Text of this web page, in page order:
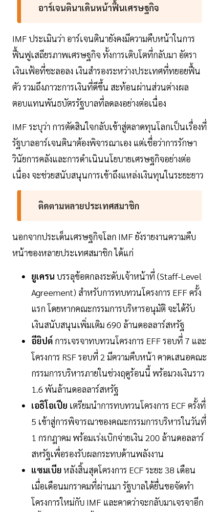
อาร์เจนตินาเดินหน้าฟื้นเศรษฐกิจ
IMF ประเมินว่า อาร์เจนตินายังคงมีความคืบหน้าในการ
ฟื้นฟูเสถียรภาพเศรษฐกิจ ทั้งการเติบโตที่กลับมา อัตรา
เงินเฟ้อที่ชะลอลง เงินสำรองระหว่างประเทศที่ทยอยฟื้น
ตัว รวมถึงภาวะการเงินที่ดีขึ้น สะท้อนผ่านส่วนต่างผล
ตอบแทนพันธบัตรรัฐบาลที่ลดลงอย่างต่อเนื่อง
IMF ระบุว่า การตัดสินใจกลับเข้าสู่ตลาดทุนโลกเป็นเรื่องที่
รัฐบาลอาร์เจนตินาต้องพิจารณาเอง แต่เชื่อว่าการรักษา
วินัยการคลังและการดำเนินนโยบายเศรษฐกิจอย่างต่อ
เนื่อง จะช่วยสนับสนุนการเข้าถึงแหล่งเงินทุนในระยะยาว
ติดตามหลายประเทศสมาชิก
นอกจากประเด็นเศรษฐกิจโลก IMF ยังรายงานความคืบ
หน้าของหลายประเทศสมาชิก ได้แก่
ยูเครน บรรลุข้อตกลงระดับเจ้าหน้าที่ (Staff-Level
Agreement) สำหรับการทบทวนโครงการ EFF ครั้ง
แรก โดยหากคณะกรรมการบริหารอนุมัติ จะได้รับ
เงินสนับสนุนเพิ่มเติม 690 ล้านดอลลาร์สหรัฐ
อียิปต์ การเจรจาทบทวนโครงการ EFF รอบที่ 7 และ
โครงการ RSF รอบที่ 2 มีความคืบหน้า คาดเสนอคณะ
กรรมการบริหารภายในช่วงฤดูร้อนนี้ พร้อมวงเงินราว
1.6 พันล้านดอลลาร์สหรัฐ
เอธิโอเปีย เตรียมนำการทบทวนโครงการ ECF ครั้งที่
5 เข้าสู่การพิจารณาของคณะกรรมการบริหารในวันที่
1 กรกฎาคม พร้อมเร่งเบิกจ่ายเงิน 200 ล้านดอลลาร์
สหรัฐเพื่อรองรับผลกระทบด้านพลังงาน
แซมเบีย หลังสิ้นสุดโครงการ ECF ระยะ 38 เดือน
เมื่อเดือนมกราคมที่ผ่านมา รัฐบาลได้ยื่นขอจัดทำ
โครงการใหม่กับ IMF และคาดว่าจะกลับมาเจรจาอีก